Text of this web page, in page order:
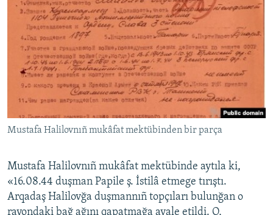
Mustafa Halilovnıñ mukâfat mektübinden bir parça
Mustafa Halilovnıñ mukâfat mektübinde aytıla ki,
«16.08.44 duşman Papile ş. İstilâ etmege tırıştı.
Arqadaş Halilovğa duşmannıñ topçıları bulunğan o
rayondaki bağ ağını qapatmağa avale etildi. O,